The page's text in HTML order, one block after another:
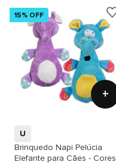
15% OFF
+
U
Brinquedo Napi Pelúcia
Elefante para Cães - Cores